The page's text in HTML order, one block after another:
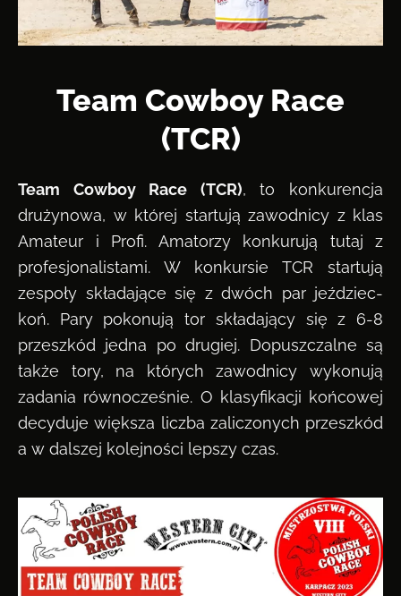
Team Cowboy Race
(TCR)
Team Cowboy Race (TCR), to konkurencja
drużynowa, w której startują zawodnicy z klas
Amateur i Profi. Amatorzy konkurują tutaj z
profesjonalistami. W konkursie TCR startują
zespoły składające się z dwóch par jeździec-
koń. Pary pokonują tor składający się z 6-8
przeszkód jedna po drugiej. Dopuszczalne są
także tory, na których zawodnicy wykonują
zadania równocześnie. O klasyfikacji końcowej
decyduje większa liczba zaliczonych przeszkód
a w dalszej kolejności lepszy czas.